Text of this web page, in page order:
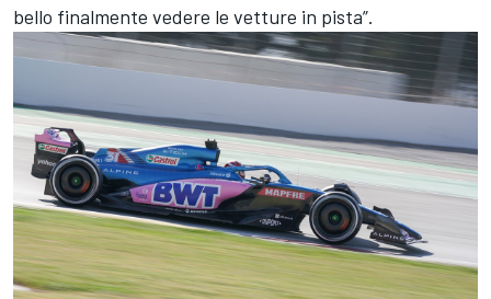
bello finalmente vedere le vetture in pista”.